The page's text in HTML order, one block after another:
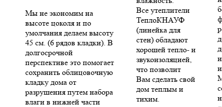
Мы не экономим на
высоте цоколя и по
умолчания делаем высоту
45 см. (6 рядов кладки). В
долгосрочной
перспективе это помогает
сохранить облицовочную
кладку дома от
разрушения путем набора
влаги в нижней части
Все утеплители
ТеплоКНАУФ
(линейка для
стен) обладают
хорошей тепло- и
звукоизоляцией,
что позволит
Вам сделать свой
дом теплым и
тихим.